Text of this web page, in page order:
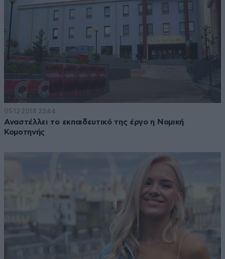
05·12·2018 23:44
Αναστέλλει το εκπαιδευτικό της έργο η Νομική
Κομοτηνής